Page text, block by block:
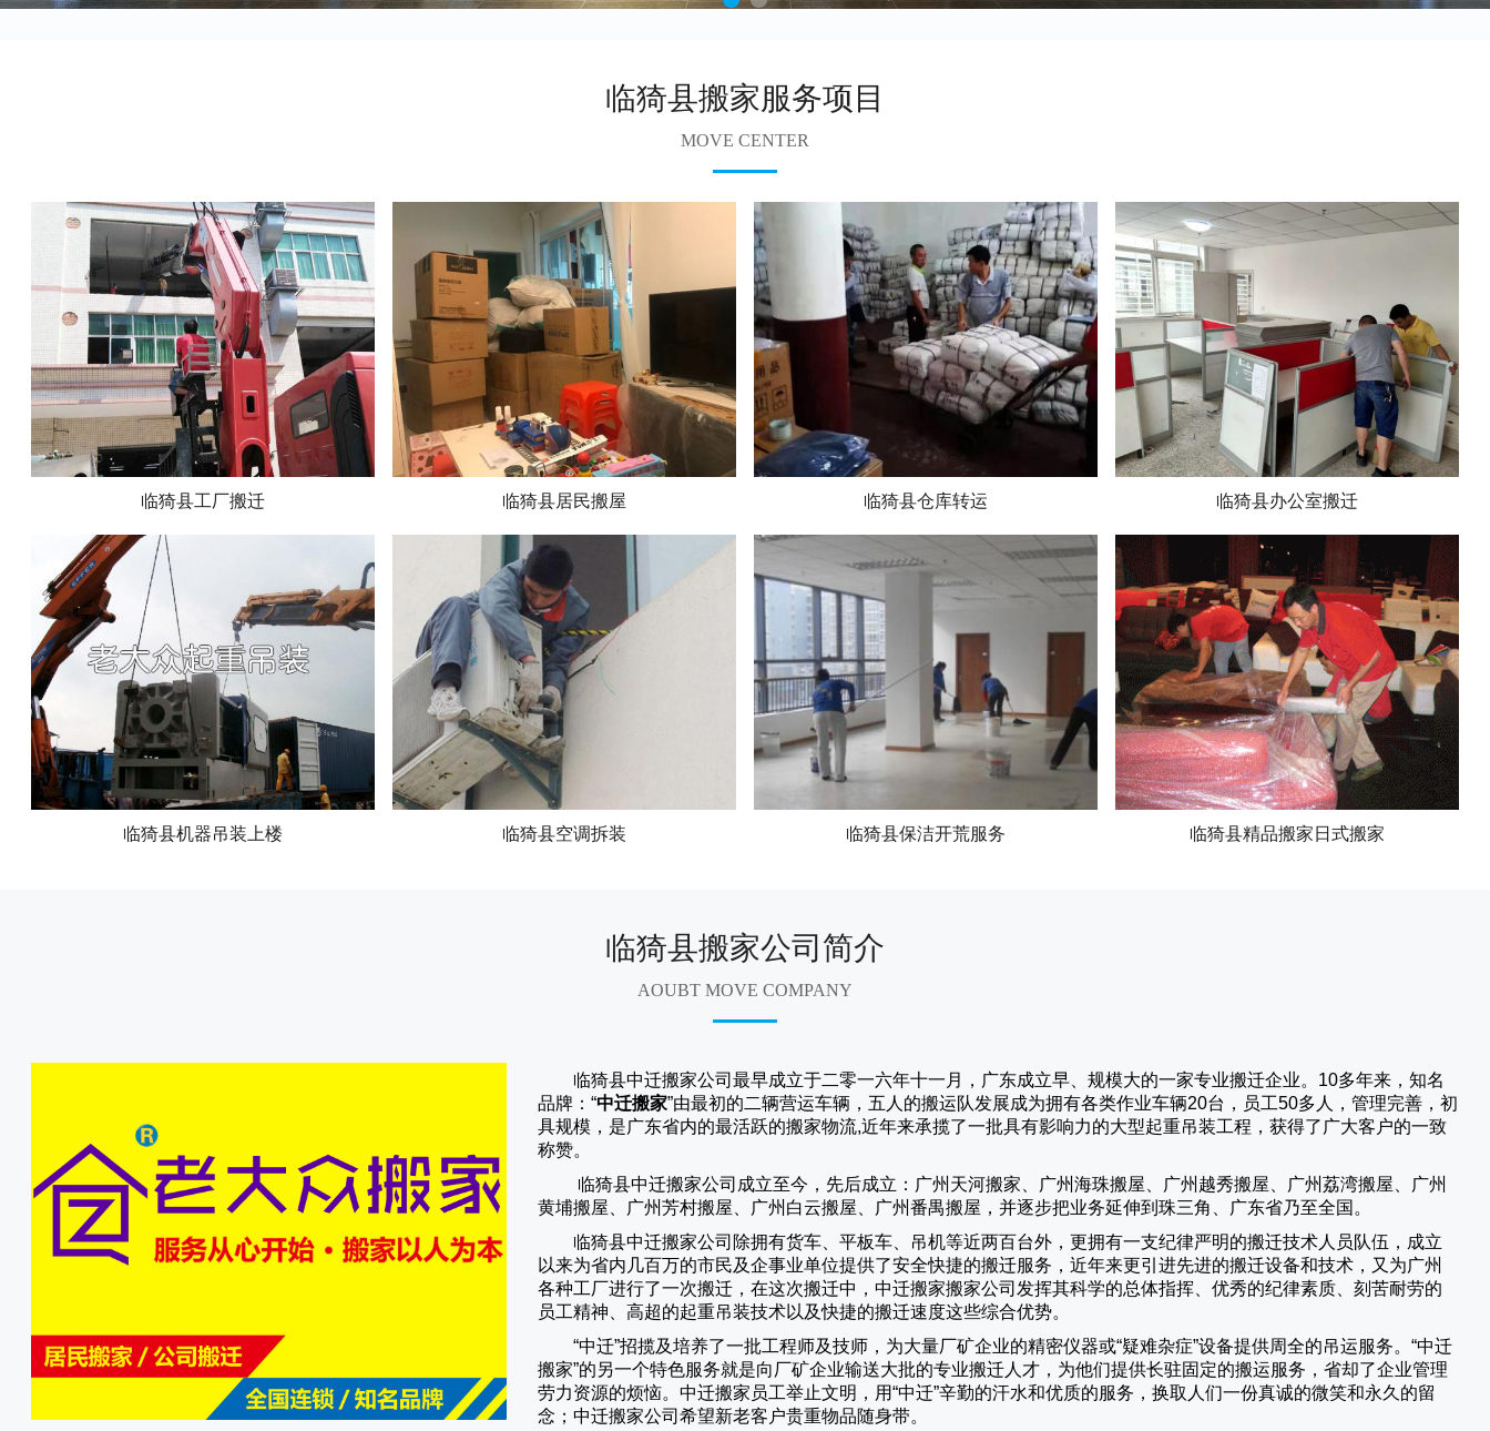
临猗县搬家服务项目
MOVE CENTER
临猗县工厂搬迁 临猗县居民搬屋 临猗县仓库转运 临猗县办公室搬迁
临猗县机器吊装上楼 临猗县空调拆装 临猗县保洁开荒服务 临猗县精品搬家日式搬家
临猗县搬家公司简介
AOUBT MOVE COMPANY
临猗县中迁搬家公司最早成立于二零一六年十一月，广东成立早、规模大的一家专业搬迁企业。10多年来，知名
品牌：“中迁搬家”由最初的二辆营运车辆，五人的搬运队发展成为拥有各类作业车辆20台，员工50多人，管理完善，初
具规模，是广东省内的最活跃的搬家物流,近年来承揽了一批具有影响力的大型起重吊装工程，获得了广大客户的一致
称赞。
临猗县中迁搬家公司成立至今，先后成立：广州天河搬家、广州海珠搬屋、广州越秀搬屋、广州荔湾搬屋、广州
黄埔搬屋、广州芳村搬屋、广州白云搬屋、广州番禺搬屋，并逐步把业务延伸到珠三角、广东省乃至全国。
临猗县中迁搬家公司除拥有货车、平板车、吊机等近两百台外，更拥有一支纪律严明的搬迁技术人员队伍，成立
以来为省内几百万的市民及企事业单位提供了安全快捷的搬迁服务，近年来更引进先进的搬迁设备和技术，又为广州
各种工厂进行了一次搬迁，在这次搬迁中，中迁搬家搬家公司发挥其科学的总体指挥、优秀的纪律素质、刻苦耐劳的
员工精神、高超的起重吊装技术以及快捷的搬迁速度这些综合优势。
“中迁”招揽及培养了一批工程师及技师，为大量厂矿企业的精密仪器或“疑难杂症”设备提供周全的吊运服务。“中迁
搬家”的另一个特色服务就是向厂矿企业输送大批的专业搬迁人才，为他们提供长驻固定的搬运服务，省却了企业管理
劳力资源的烦恼。中迁搬家员工举止文明，用“中迁”辛勤的汗水和优质的服务，换取人们一份真诚的微笑和永久的留
念；中迁搬家公司希望新老客户贵重物品随身带。